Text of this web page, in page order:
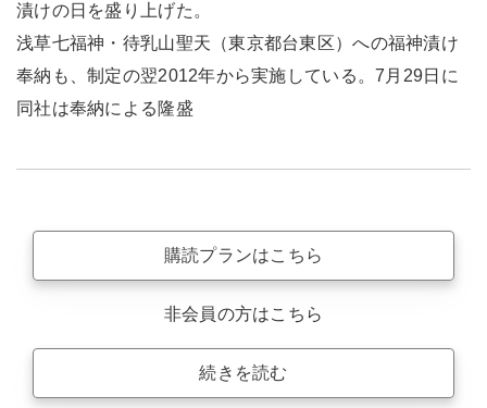
漬けの日を盛り上げた。
浅草七福神・待乳山聖天（東京都台東区）への福神漬け
奉納も、制定の翌2012年から実施している。7月29日に
同社は奉納による隆盛
購読プランはこちら
非会員の方はこちら
続きを読む